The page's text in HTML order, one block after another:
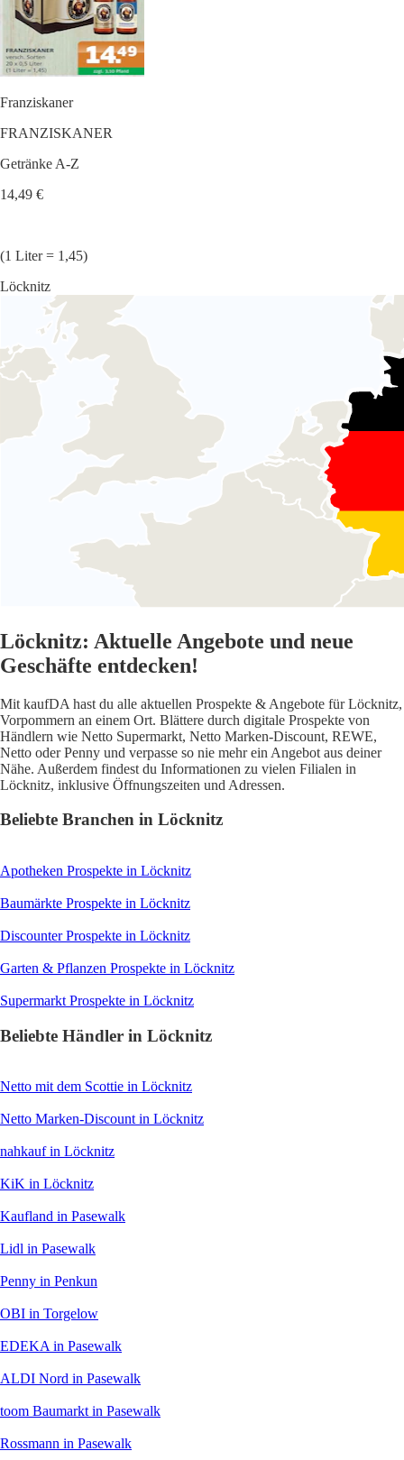
Franziskaner
FRANZISKANER
Getränke A-Z
14,49 €
(1 Liter = 1,45)
Löcknitz
Löcknitz: Aktuelle Angebote und neue
Geschäfte entdecken!
Mit kaufDA hast du alle aktuellen Prospekte & Angebote für Löcknitz,
Vorpommern an einem Ort. Blättere durch digitale Prospekte von
Händlern wie Netto Supermarkt, Netto Marken-Discount, REWE,
Netto oder Penny und verpasse so nie mehr ein Angebot aus deiner
Nähe. Außerdem findest du Informationen zu vielen Filialen in
Löcknitz, inklusive Öffnungszeiten und Adressen.
Beliebte Branchen in Löcknitz
Apotheken Prospekte in Löcknitz
Baumärkte Prospekte in Löcknitz
DiscounterProspekte in Löcknitz
Garten & Pflanzen Prospekte in Löcknitz
Supermarkt Prospekte in Löcknitz
Beliebte Händler in Löcknitz
Netto mit dem Scottie in Löcknitz
Netto Marken-Discount in Löcknitz
nahkaufin Löcknitz
KiK in Löcknitz
Kaufland in Pasewalk
Lidl in Pasewalk
Penny in Penkun
OBI in Torgelow
EDEKA in Pasewalk
ALDI Nord in Pasewalk
toom Baumarkt in Pasewalk
Rossmann in Pasewalk